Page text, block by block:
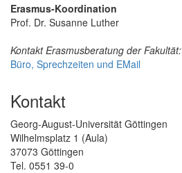
Erasmus-Koordination
Prof. Dr. Susanne Luther
Kontakt Erasmusberatung der Fakultät:
Büro, Sprechzeiten und EMail
Kontakt
Georg-August-Universität Göttingen
Wilhelmsplatz 1 (Aula)
37073 Göttingen
Tel. 0551 39-0